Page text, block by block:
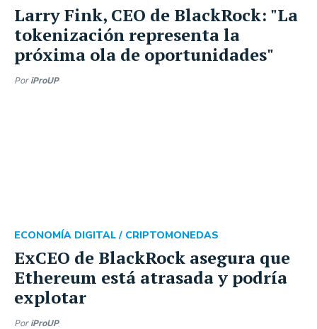
Larry Fink, CEO de BlackRock: "La
tokenización representa la
próxima ola de oportunidades"
Por iProUP
ExCEO de BlackRock asegura que
Ethereum está atrasada y podría
explotar
ECONOMÍA DIGITAL / CRIPTOMONEDAS
Por iProUP